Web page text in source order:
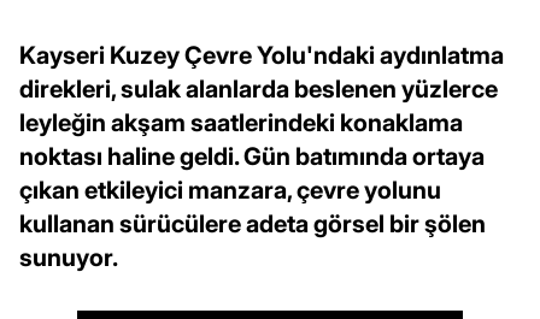
Kayseri Kuzey Çevre Yolu'ndaki aydınlatma
direkleri, sulak alanlarda beslenen yüzlerce
leyleğin akşam saatlerindeki konaklama
noktası haline geldi. Gün batımında ortaya
çıkan etkileyici manzara, çevre yolunu
kullanan sürücülere adeta görsel bir şölen
sunuyor.